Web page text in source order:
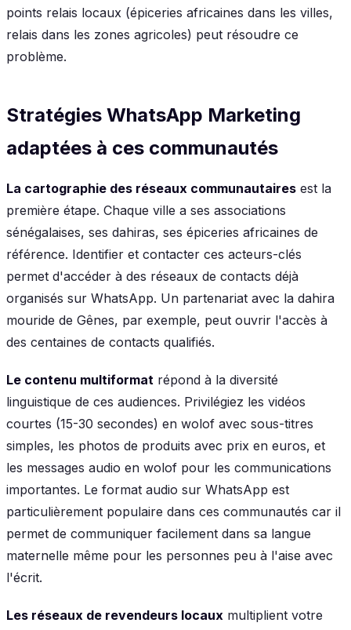
points relais locaux (épiceries africaines dans les villes,
relais dans les zones agricoles) peut résoudre ce
problème.
Stratégies WhatsApp Marketing
adaptées à ces communautés
La cartographie des réseaux communautaires est la
première étape. Chaque ville a ses associations
sénégalaises, ses dahiras, ses épiceries africaines de
référence. Identifier et contacter ces acteurs-clés
permet d'accéder à des réseaux de contacts déjà
organisés sur WhatsApp. Un partenariat avec la dahira
mouride de Gênes, par exemple, peut ouvrir l'accès à
des centaines de contacts qualifiés.
Le contenu multiformat répond à la diversité
linguistique de ces audiences. Privilégiez les vidéos
courtes (15-30 secondes) en wolof avec sous-titres
simples, les photos de produits avec prix en euros, et
les messages audio en wolof pour les communications
importantes. Le format audio sur WhatsApp est
particulièrement populaire dans ces communautés car il
permet de communiquer facilement dans sa langue
maternelle même pour les personnes peu à l'aise avec
l'écrit.
Les réseaux de revendeurs locaux multiplient votre